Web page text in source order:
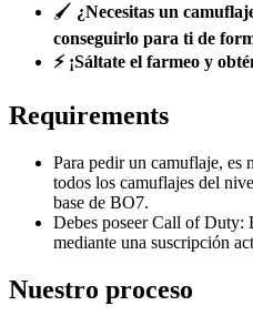
🖌️ ¿Necesitas un
conseguirlo para ti de
⚡ ¡Sáltate el farmeo y
Requirements
Para pedir un camuflaje, es
todos los camuflajes del
base de BO7.
Debes poseer Call of Duty:
mediante una suscripción
Nuestro proceso